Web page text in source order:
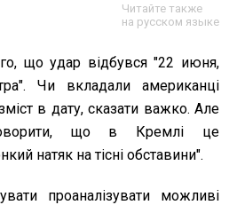
Читайте также
на русском языке
що удар відбувся "22 июня,
Чи вкладали американці
в дату, сказати важко. Але
що в Кремлі це
натяк на тісні обставини".
проаналізувати можливі